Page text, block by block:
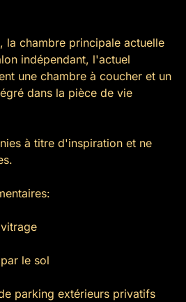
la chambre principale actuelle
indépendant, l'actuel
une chambre à coucher et un
dans la pièce de vie
à titre d'inspiration et ne
le sol
parking extérieurs privatifs